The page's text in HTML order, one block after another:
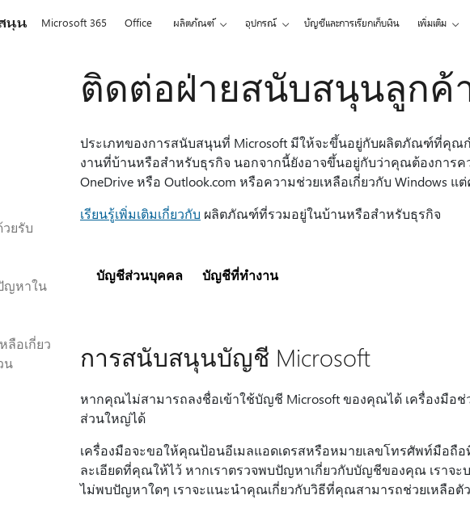
นุน Microsoft 365 Office ผลิตภัณฑ์ อุปกรณ์ บัญชีและการเรียกเก็บเงิน เพิ่มเติม
ยรับ
ญหาใน
ลือเกี่ยว
น
ติดต่อฝ่ายสนับสนุนลูกค้
ประเภทของการสนับสนุนที่ Microsoft มีให้จะขึ้นอยู่กับผลิตภัณฑ์ที่คุ
งานที่บ้านหรือสําหรับธุรกิจ นอกจากนี้ยังอาจขึ้นอยู่กับว่าคุณต้องการค
OneDrive หรือ Outlook.com หรือความช่วยเหลือเกี่ยวกับ Windows
เรียนรู้เพิ่มเติมเกี่ยวกับ ผลิตภัณฑ์ที่รวมอยู่ในบ้านหรือสําหรับธุรกิจ
บัญชีส่วนบุคคล บัญชีที่ทํางาน
การสนับสนุนบัญชี Microsoft
หากคุณไม่สามารถลงชื่อเข้าใช้บัญชี Microsoft ของคุณได้ เครื่องมือช่
ส่วนใหญ่ได้
เครื่องมือจะขอให้คุณป้อนอีเมลแอดเดรสหรือหมายเลขโทรศัพท์มือถื
ละเอียดที่คุณให้ไว้ หากเราตรวจพบปัญหาเกี่ยวกับบัญชีของคุณ เราจ
ไม่พบปัญหาใดๆ เราจะแนะนําคุณเกี่ยวกับวิธีที่คุณสามารถช่วยเหลือตั